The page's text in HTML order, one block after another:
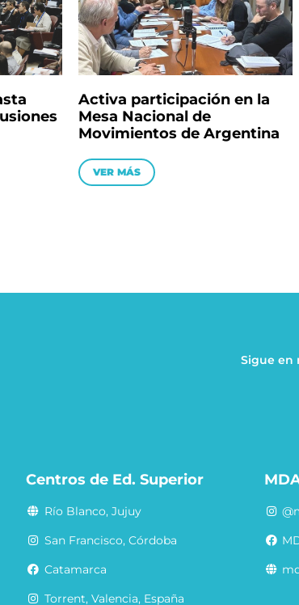
Activa participación en la
Mesa Nacional de
Movimientos de Argentina
VER MÁS
Sigue en
Centros de Ed. Superior
Río Blanco, Jujuy
San Francisco, Córdoba
Catamarca
Torrent, Valencia, España